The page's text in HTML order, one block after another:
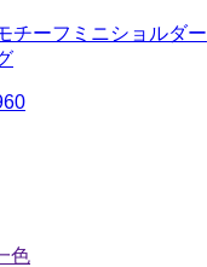
チーフミニショルダー
色